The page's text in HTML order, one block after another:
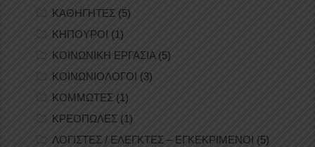
ΚΑΘΗΓΗΤΕΣ (5)
ΚΗΠΟΥΡΟΙ (1)
ΚΟΙΝΩΝΙΚΗ ΕΡΓΑΣΙΑ(5)
ΚΟΙΝΩΝΙΟΛΟΓΟΙ (3)
ΚΟΜΜΩΤΕΣ (1)
ΚΡΕΟΠΩΛΕΣ (1)
ΛΟΓΙΣΤΕΣ / ΕΛΕΓΚΤΕΣ – ΕΓΚΕΚΡΙΜΕΝΟΙ (5)